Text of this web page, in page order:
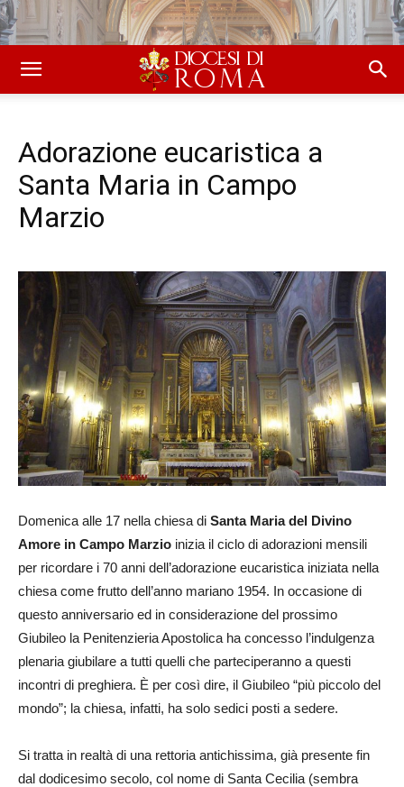
Adorazione eucaristica a
Santa Maria in Campo
Marzio
Domenica alle 17 nella chiesa di Santa Maria del Divino
Amore in Campo Marzio inizia il ciclo di adorazioni mensili
per ricordare i 70 anni dell’adorazione eucaristica iniziata nella
chiesa come frutto dell’anno mariano 1954. In occasione di
questo anniversario ed in considerazione del prossimo
Giubileo la Penitenzieria Apostolica ha concesso l’indulgenza
plenaria giubilare a tutti quelli che parteciperanno a questi
incontri di preghiera. È per così dire, il Giubileo “più piccolo del
mondo”; la chiesa, infatti, ha solo sedici posti a sedere.
Si tratta in realtà di una rettoria antichissima, già presente fin
dal dodicesimo secolo, col nome di Santa Cecilia (sembra